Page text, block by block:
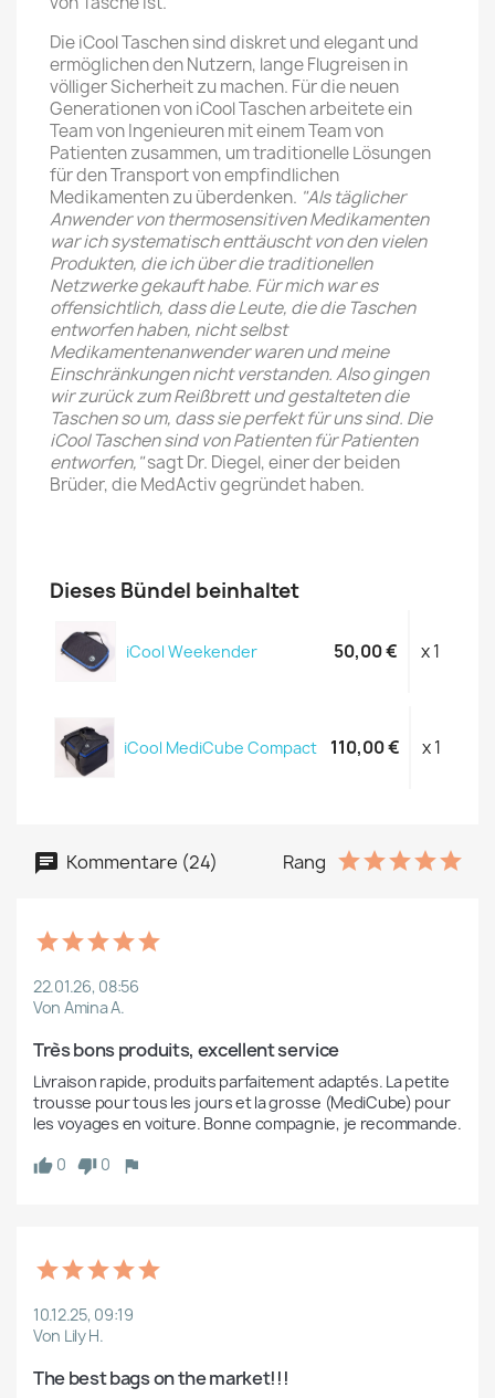
Die iCool Taschen sind diskret und elegant und
ermöglichen den Nutzern, lange Flugreisen in
völliger Sicherheit zu machen. Für die neuen
Generationen von iCool Taschen arbeitete ein
Team von Ingenieuren mit einem Team von
Patienten zusammen, um traditionelle Lösungen
für den Transport von empfindlichen
Medikamenten zu überdenken. "Als täglicher
Anwender von thermosensitiven Medikamenten
war ich systematisch enttäuscht von den vielen
Produkten, die ich über die traditionellen
Netzwerke gekauft habe. Für mich war es
offensichtlich, dass die Leute, die die Taschen
entworfen haben, nicht selbst
Medikamentenanwender waren und meine
Einschränkungen nicht verstanden. Also gingen
wir zurück zum Reißbrett und gestalteten die
Taschen so um, dass sie perfekt für uns sind. Die
iCool Taschen sind von Patienten für Patienten
entworfen,"sagt Dr. Diegel, einer der beiden
Brüder, die MedActiv gegründet haben.
Dieses Bündel beinhaltet
iCool Weekender 50,00 € x 1
iCool MediCube Compact 110,00 € x 1
Kommentare (24) Rang
22.01.26, 08:56
Von Amina A.
Très bons produits, excellent service
Livraison rapide, produits parfaitement adaptés. La petite
trousse pour tous les jours et la grosse (MediCube) pour
les voyages en voiture. Bonne compagnie, je recommande.
0
0
10.12.25, 09:19
Von Lily H.
The best bags on the market!!!